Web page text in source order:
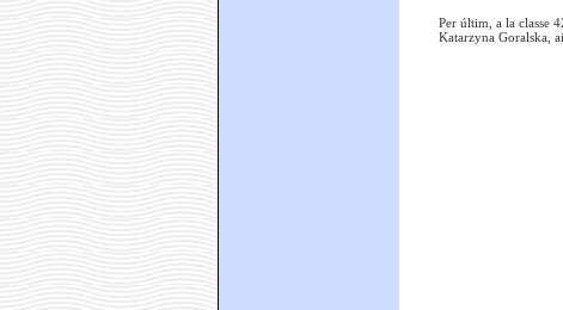
Per últim, a la classe
Katarzyna Goralska,